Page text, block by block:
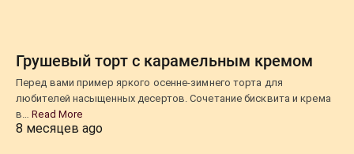
Грушевый торт с карамельным кремом
Перед вами пример яркого осенне-зимнего торта для
любителей насыщенных десертов. Сочетание бисквита и крема
в…Read More
8 месяцев ago